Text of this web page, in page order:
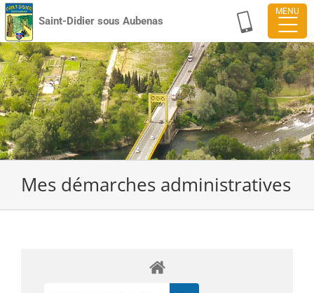
Passer
au
contenu
Saint-Didier sous Aubenas
Mes démarches administratives